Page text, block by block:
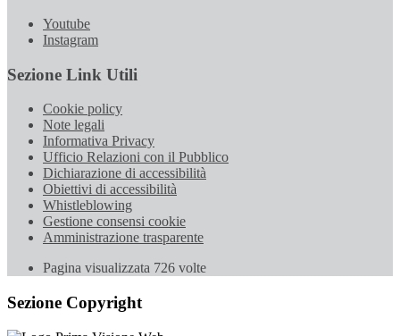
Youtube
Instagram
Sezione Link Utili
Cookie policy
Note legali
Informativa Privacy
Ufficio Relazioni con il Pubblico
Dichiarazione di accessibilità
Obiettivi di accessibilità
Whistleblowing
Gestione consensi cookie
Amministrazione trasparente
Pagina visualizzata 726 volte
Sezione Copyright